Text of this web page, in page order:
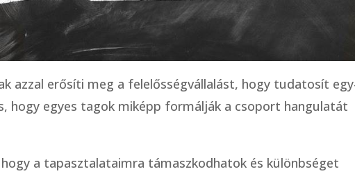
azzal erősíti meg a felelősségvállalást, hogy tudatosít
hogy egyes tagok miképp formálják a csoport hangulatát
a tapasztalataimra támaszkodhatok és különbséget